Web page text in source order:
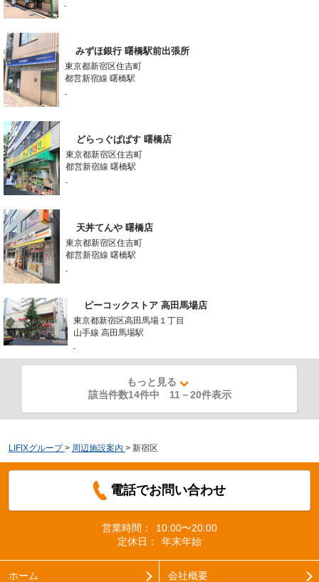
-
みずほ銀行 曙橋駅前出張所
東京都新宿区住吉町
都営新宿線 曙橋駅
-
どらっぐぱぱす 曙橋店
東京都新宿区住吉町
都営新宿線 曙橋駅
-
天丼てんや 曙橋店
東京都新宿区住吉町
都営新宿線 曙橋駅
-
ピーコックストア 高田馬場店
東京都新宿区高田馬場１丁目
山手線 高田馬場駅
-
もっと見る
該当件数14件中 11 －20件表示
LIFIXグループ > 周辺施設案内 > 新宿区
電話でお問い合わせ
営業時間：
10:00〜20:00
定休日：
年末年始
ホーム 会社概要